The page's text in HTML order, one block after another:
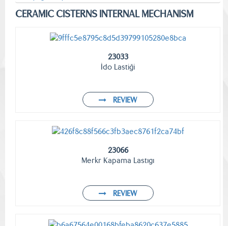
CERAMIC CISTERNS INTERNAL MECHANISM
23033
İdo Lastiği
REVIEW
23066
Merkr Kapama Lastıgı
REVIEW